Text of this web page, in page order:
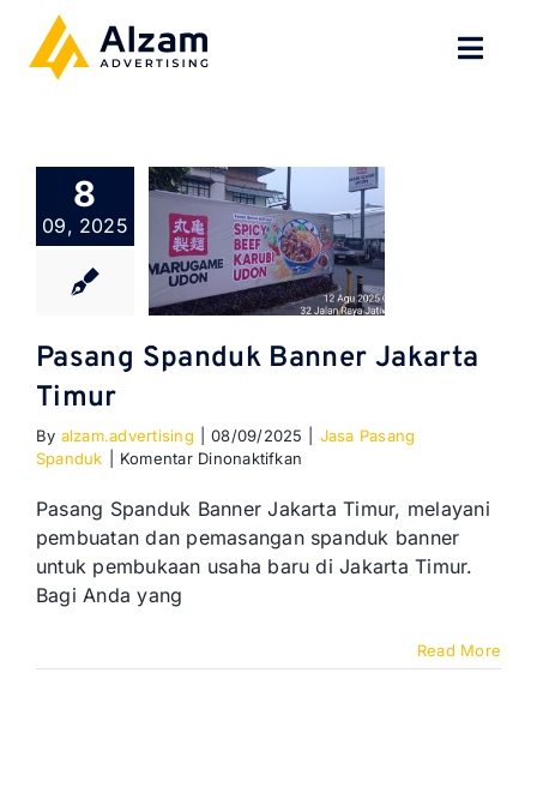
content
TENTANG
SPESIALISASI
GALERI
KONTAK
BLOG
8
09, 2025
Pasang Spanduk Banner Jakarta
Timur
By alzam.advertising 08/09/2025
Jasa Pasang
Spanduk
Komentar Dinonaktifkan
Spanduk
Jakarta
Timur
Pasang Spanduk Banner Jakarta Timur, melayani
pembuatan dan pemasangan spanduk banner
untuk pembukaan usaha baru di Jakarta Timur.
Bagi Anda yang
Read More